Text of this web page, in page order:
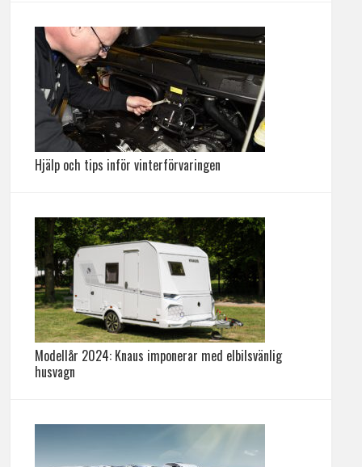
Hjälp och tips inför vinterförvaringen
Modellår 2024: Knaus imponerar med elbilsvänlig
husvagn